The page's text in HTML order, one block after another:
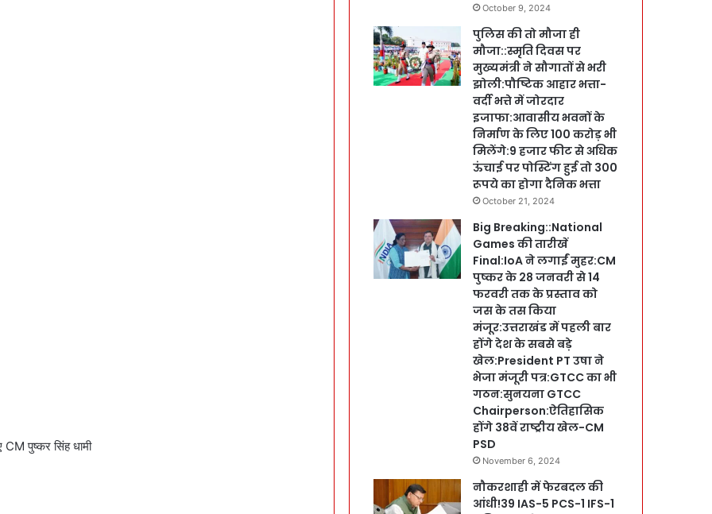
पुष्कर सिंह धामी
October 9, 2024
पुलिस की तो मौजा ही
मौजा::स्मृति दिवस पर
मुख्यमंत्री ने सौगातों से भरी
झोली:पौष्टिक आहार भत्ता-
वर्दी भत्ते में जोरदार
इजाफा:आवासीय भवनों के
निर्माण के लिए 100 करोड़ भी
मिलेंगे:9 हजार फीट से अधिक
ऊंचाई पर पोस्टिंग हुई तो 300
रूपये का होगा दैनिक भत्ता
October 21, 2024
Big Breaking::National
Games की तारीखें
Final:IoA ने लगाईं मुहर:CM
पुष्कर के 28 जनवरी से 14
फरवरी तक के प्रस्ताव को
जस के तस किया
मंजूर:उत्तराखंड में पहली बार
होंगे देश के सबसे बड़े
खेल:President PT उषा ने
भेजा मंजूरी पत्र:GTCC का भी
गठन:सुनयना GTCC
Chairperson:ऐतिहासिक
होंगे 38वें राष्ट्रीय खेल-CM
PSD
November 6, 2024
नौकरशाही में फेरबदल की
आंधी!39 IAS-5 PCS-1 IFS-1